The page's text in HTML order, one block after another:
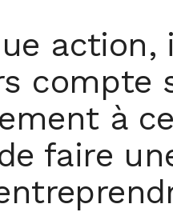
action,
compte
à
faire